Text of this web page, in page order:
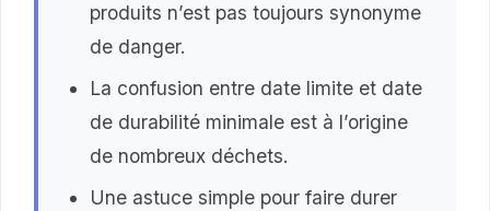
produits n’est pas toujours synonyme
de danger.
La confusion entre date limite et date
de durabilité minimale est à l’origine
de nombreux déchets.
Une astuce simple pour faire durer